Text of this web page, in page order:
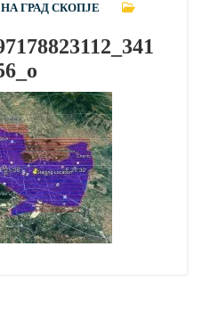
ГРАД СКОПЈЕ